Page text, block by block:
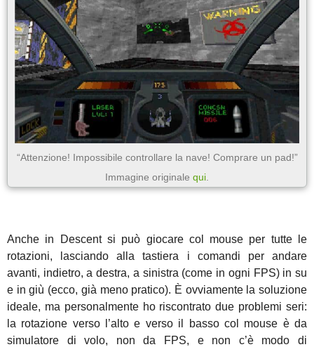
“Attenzione! Impossibile controllare la nave! Comprare un pad!”
Immagine originale qui
Anche in Descent si può giocare col mouse per tutte le
rotazioni, lasciando alla tastiera i comandi per andare
avanti, indietro, a destra, a sinistra (come in ogni FPS) in su
e in giù (ecco, già meno pratico). È ovviamente la soluzione
ideale, ma personalmente ho riscontrato due problemi seri:
la rotazione verso l’alto e verso il basso col mouse è da
simulatore di volo, non da FPS, e non c’è modo di